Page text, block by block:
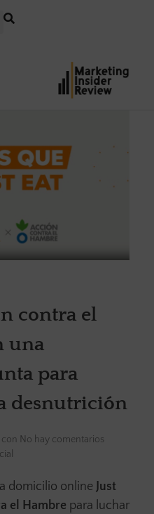
contra el
una
para
desnutrición
con No hay comentarios
domicilio online Just
el Hambre para luchar